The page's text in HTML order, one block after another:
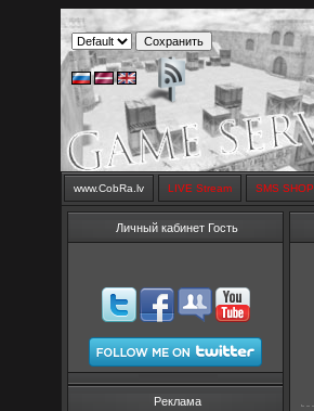
www.CobRa.lv LIVE Stream SMS SHOP
Личный кабинет Гость
Реклама